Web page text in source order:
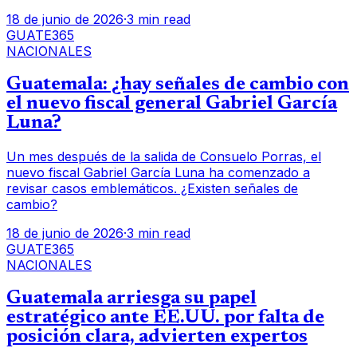
18 de junio de 2026·3 min read
GUATE365
NACIONALES
Guatemala: ¿hay señales de cambio con
el nuevo fiscal general Gabriel García
Luna?
Un mes después de la salida de Consuelo Porras, el
nuevo fiscal Gabriel García Luna ha comenzado a
revisar casos emblemáticos. ¿Existen señales de
cambio?
18 de junio de 2026·3 min read
GUATE365
NACIONALES
Guatemala arriesga su papel
estratégico ante EE.UU. por falta de
posición clara, advierten expertos